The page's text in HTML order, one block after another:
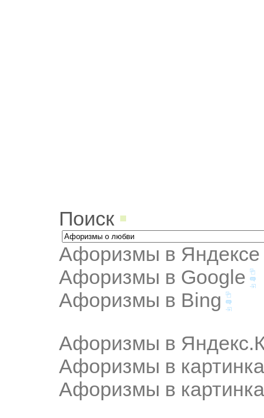
Поиск
Афоризмы в Яндексе
Афоризмы в Google
Афоризмы в Bing
Афоризмы в
Афоризмы в
Афоризмы в